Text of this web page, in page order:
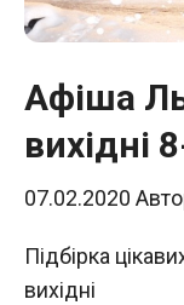
Афіша
вихідні
07.02.2020
Підбірка
вихідні